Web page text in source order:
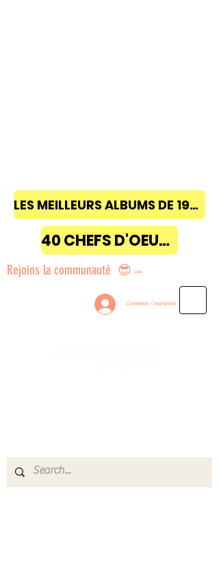
LES MEILLEURS ALBUMS DE 1968 à 2018
40 CHEFS D'OEUVRE
Rejoins la communauté 😎→
Connexion / Inscription